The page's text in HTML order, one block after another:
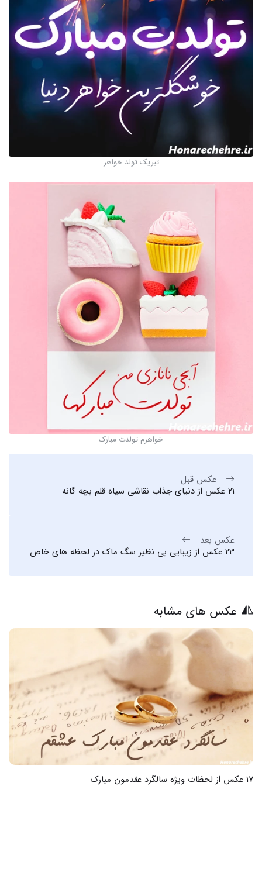
تبریک تولد خواهر
خواهرم تولدت مبارک
عکس قبل
21 عکس از دنیای جذاب نقاشی سیاه قلم بچه گانه
عکس بعد
23 عکس از زیبایی بی نظیر سگ ماک در لحظه های خاص
عکس های مشابه